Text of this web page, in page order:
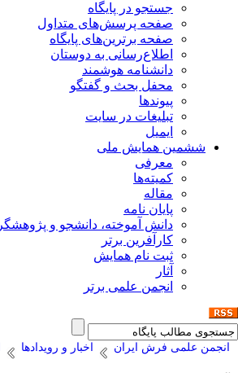
جستجو در پایگاه
صفحه پرسش‌های متداول
صفحه برترین‌های پایگاه
اطلاع‌رسانی به دوستان
دانشنامه هوشمند
محفل بحث و گفتگو
پیوندها
تبلیغات در سایت
ایمیل
ششمین همایش ملی
معرفی
کمیته‌ها
مقاله
پایان نامه
دانش آموخته، دانشجو و پژوهشگر
کارآفرین برتر
ثبت نام همایش
آثار
انجمن علمی برتر
انجمن علمی فرش ایران اخبار و رویدادها